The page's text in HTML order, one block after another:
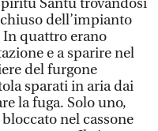
Santu trovandosi
dell’impianto
In quattro erano
e a sparire nel
del furgone
sparati in aria dai
la fuga. Solo uno,
nel cassone